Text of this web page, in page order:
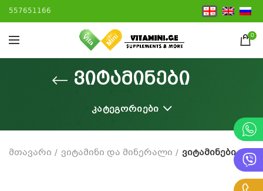
557651166
0
ვიტამინები
ᲙᲐᲢᲔᲒᲝᲠᲘᲔᲑᲘ
მთავარი ვიტამინი და მინერალი ვიტამინები